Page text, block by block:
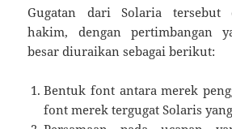
Gugatan dari Solaria tersebut
hakim, dengan pertimbangan
besar diuraikan sebagai berikut:
Bentuk font antara merek
font merek tergugat Solaris